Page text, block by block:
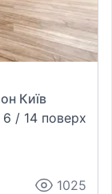
Київ
6 / 14 поверх
1025